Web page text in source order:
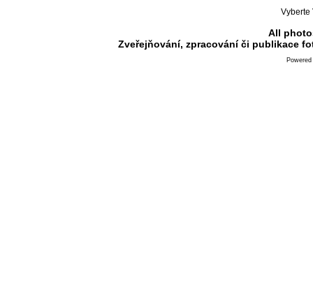
Vyberte
All
Zveřejňování, zpracování či publikace